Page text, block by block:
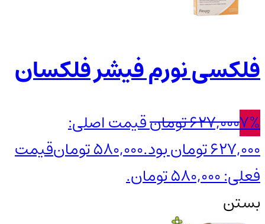
فلکسی نورم فیشر فلکسان
7%
627,000تومانقیمت اصلی:
627,000 تومان بود.
580,000تومانقیمت
فعلی: 580,000 تومان.
بستن